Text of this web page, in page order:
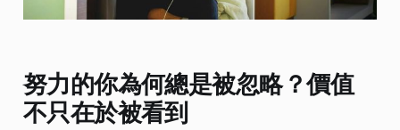
努力的你為何總是被忽略？價值
不只在於被看到